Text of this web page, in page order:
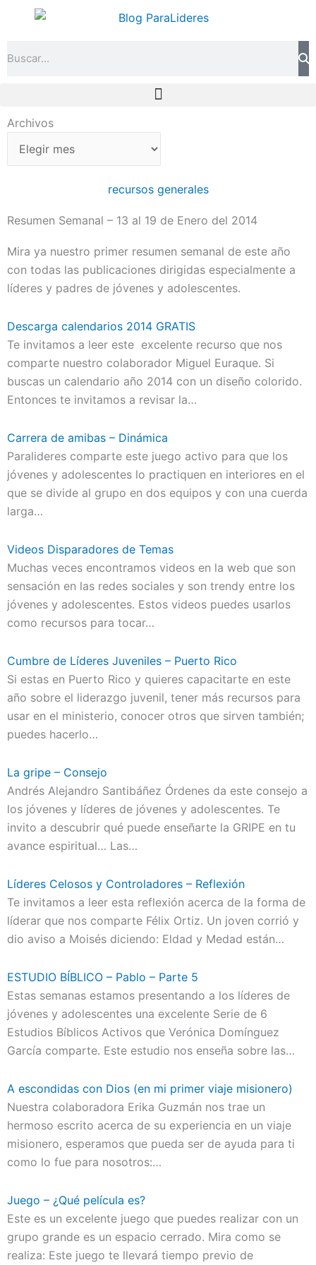
Archivos
Archivos
recursos generales
Resumen Semanal – 13 al 19 de Enero del 2014
Mira ya nuestro primer resumen semanal de este año
con todas las publicaciones dirigidas especialmente a
líderes y padres de jóvenes y adolescentes.
Descarga calendarios 2014 GRATIS
Te invitamos a leer este excelente recurso que nos
comparte nuestro colaborador Miguel Euraque. Si
buscas un calendario año 2014 con un diseño colorido.
Entonces te invitamos a revisar la…
Carrera de amibas – Dinámica
Paralideres comparte este juego activo para que los
jóvenes y adolescentes lo practiquen en interiores en el
que se divide al grupo en dos equipos y con una cuerda
larga…
Videos Disparadores de Temas
Muchas veces encontramos videos en la web que son
sensación en las redes sociales y son trendy entre los
jóvenes y adolescentes. Estos videos puedes usarlos
como recursos para tocar…
Cumbre de Líderes Juveniles – Puerto Rico
Si estas en Puerto Rico y quieres capacitarte en este
año sobre el liderazgo juvenil, tener más recursos para
usar en el ministerio, conocer otros que sirven también;
puedes hacerlo…
La gripe – Consejo
Andrés Alejandro Santibáñez Órdenes da este consejo a
los jóvenes y líderes de jóvenes y adolescentes. Te
invito a descubrir qué puede enseñarte la GRIPE en tu
avance espiritual… Las…
Líderes Celosos y Controladores – Reflexión
Te invitamos a leer esta reflexión acerca de la forma de
líderar que nos comparte Félix Ortiz. Un joven corrió y
dio aviso a Moisés diciendo: Eldad y Medad están…
ESTUDIO BÍBLICO – Pablo – Parte 5
Estas semanas estamos presentando a los líderes de
jóvenes y adolescentes una excelente Serie de 6
Estudios Bíblicos Activos que Verónica Domínguez
García comparte. Este estudio nos enseña sobre las…
A escondidas con Dios (en mi primer viaje misionero)
Nuestra colaboradora Erika Guzmán nos trae un
hermoso escrito acerca de su experiencia en un viaje
misionero, esperamos que pueda ser de ayuda para ti
como lo fue para nosotros:…
Juego – ¿Qué película es?
Este es un excelente juego que puedes realizar con un
grupo grande es un espacio cerrado. Mira como se
realiza: Este juego te llevará tiempo previo de